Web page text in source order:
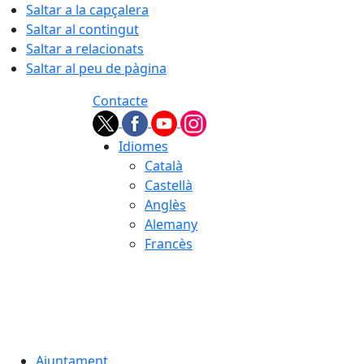
Saltar a la capçalera
Saltar al contingut
Saltar a relacionats
Saltar al peu de pàgina
Contacte
Idiomes
Català
Castellà
Anglès
Alemany
Francès